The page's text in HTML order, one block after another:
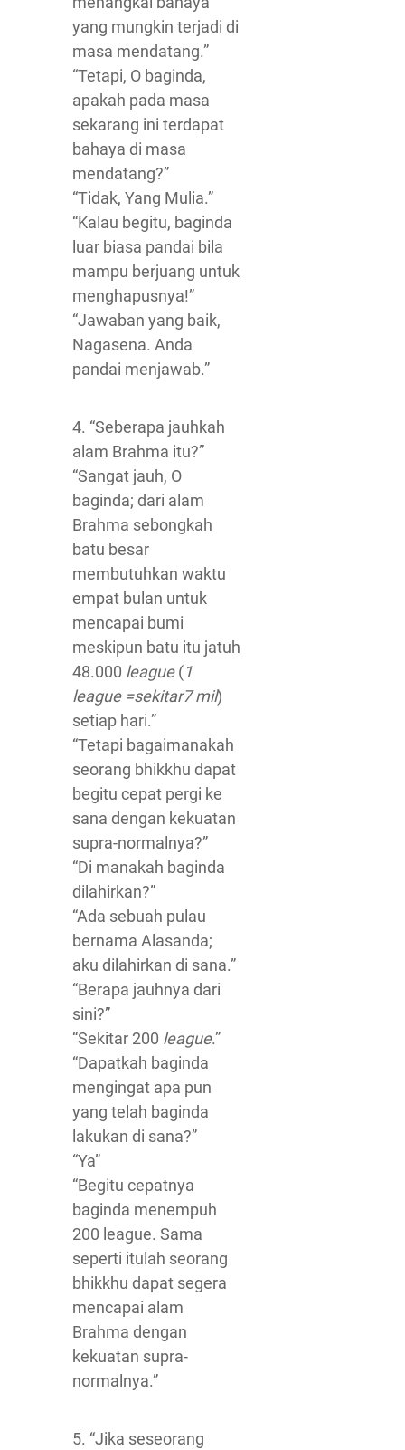
yang mungkin terjadi di
masa mendatang.”
“Tetapi, O baginda,
apakah pada masa
sekarang ini terdapat
bahaya di masa
mendatang?”
“Tidak, Yang Mulia.”
“Kalau begitu, baginda
luar biasa pandai bila
mampu berjuang untuk
menghapusnya!”
“Jawaban yang baik,
Nagasena. Anda
pandai menjawab.”
4. “Seberapa jauhkah
alam Brahma itu?”
“Sangat jauh, O
baginda; dari alam
Brahma sebongkah
batu besar
membutuhkan waktu
empat bulan untuk
mencapai bumi
meskipun batu itu jatuh
48.000 league(1
league =sekitar7 mil)
setiap hari.”
“Tetapi bagaimanakah
seorang bhikkhu dapat
begitu cepat pergi ke
sana dengan kekuatan
supra-normalnya?”
“Di manakah baginda
dilahirkan?”
“Ada sebuah pulau
bernama Alasanda;
aku dilahirkan di sana.”
“Berapa jauhnya dari
sini?”
“Sekitar 200 league.”
“Dapatkah baginda
mengingat apa pun
yang telah baginda
lakukan di sana?”
“Ya”
“Begitu cepatnya
baginda menempuh
200 league. Sama
seperti itulah seorang
bhikkhu dapat segera
mencapai alam
Brahma dengan
kekuatan supra-
normalnya.”
5. “Jika seseorang